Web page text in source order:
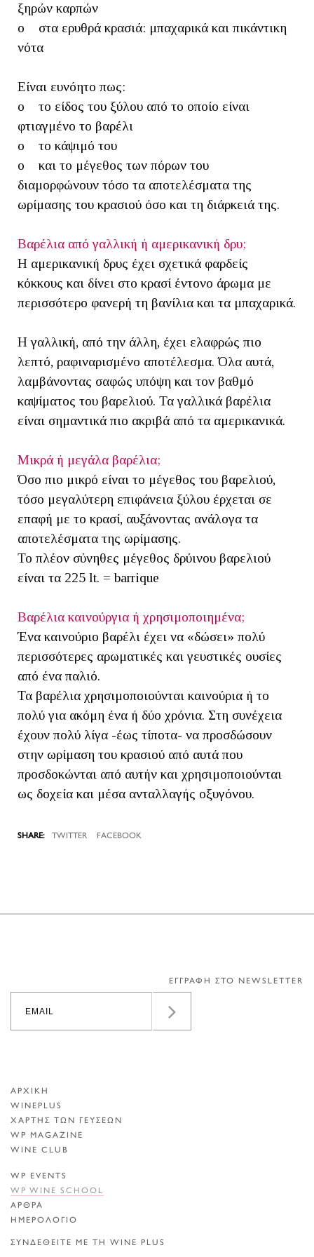
ξηρών καρπών
o στα ερυθρά κρασιά: μπαχαρικά και πικάντικη
νότα
Είναι ευνόητο πως:
o το είδος του ξύλου από το οποίο είναι
φτιαγμένο το βαρέλι
o το κάψιμό του
o και το μέγεθος των πόρων του
διαμορφώνουν τόσο τα αποτελέσματα της
ωρίμασης του κρασιού όσο και τη διάρκειά της.
Βαρέλια από γαλλική ή αμερικανική δρυ;
Η αμερικανική δρυς έχει σχετικά φαρδείς
κόκκους και δίνει στο κρασί έντονο άρωμα με
περισσότερο φανερή τη βανίλια και τα μπαχαρικά.
Η γαλλική, από την άλλη, έχει ελαφρώς πιο
λεπτό, ραφιναρισμένο αποτέλεσμα. Όλα αυτά,
λαμβάνοντας σαφώς υπόψη και τον βαθμό
καψίματος του βαρελιού. Τα γαλλικά βαρέλια
είναι σημαντικά πιο ακριβά από τα αμερικανικά.
Μικρά ή μεγάλα βαρέλια;
Όσο πιο μικρό είναι το μέγεθος του βαρελιού,
τόσο μεγαλύτερη επιφάνεια ξύλου έρχεται σε
επαφή με το κρασί, αυξάνοντας ανάλογα τα
αποτελέσματα της ωρίμασης.
Το πλέον σύνηθες μέγεθος δρύινου βαρελιού
είναι τα 225 lt. = barrique
Βαρέλια καινούργια ή χρησιμοποιημένα;
Ένα καινούριο βαρέλι έχει να «δώσει» πολύ
περισσότερες αρωματικές και γευστικές ουσίες
από ένα παλιό.
Τα βαρέλια χρησιμοποιούνται καινούρια ή το
πολύ για ακόμη ένα ή δύο χρόνια. Στη συνέχεια
έχουν πολύ λίγα -έως τίποτα- να προσδώσουν
στην ωρίμαση του κρασιού από αυτά που
προσδοκώνται από αυτήν και χρησιμοποιούνται
ως δοχεία και μέσα ανταλλαγής οξυγόνου.
TWITTER FACEBOOK
ΕΓΓΡΑΦΗ ΣΤΟ NEWSLETTER
ΑΡΧΙΚΗ
WINEPLUS
ΧΑΡΤΗΣ ΤΩΝ ΓΕΥΣΕΩΝ
WP MAGAZINE
WINE CLUB
WP EVENTS
WP WINE SCHOOL
ΑΡΘΡΑ
ΗΜΕΡΟΛΟΓΙΟ
ΣΥΝΔΕΘΕΙΤΕ ΜΕ ΤΗ WINE PLUS